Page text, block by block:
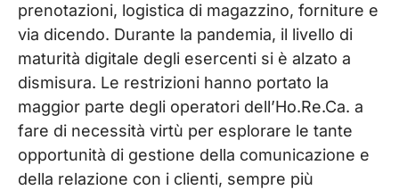
prenotazioni, logistica di magazzino, forniture e
via dicendo. Durante la pandemia, il livello di
maturità digitale degli esercenti si è alzato a
dismisura. Le restrizioni hanno portato la
maggior parte degli operatori dell’Ho.Re.Ca. a
fare di necessità virtù per esplorare le tante
opportunità di gestione della comunicazione e
della relazione con i clienti, sempre più